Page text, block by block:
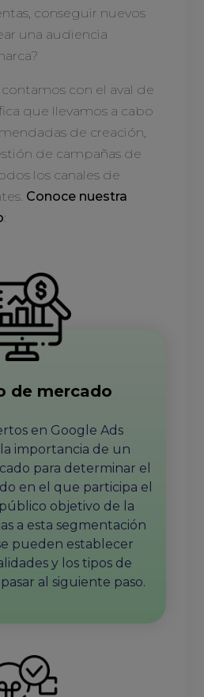
conseguir nuevos
una audiencia
con el aval de
que llevamos a cabo
de creación,
de campañas de
los canales de
Conoce nuestra
:
de mercado
en Google Ads
importancia de un
para determinar el
en el que participa el
objetivo de la
a esta segmentación
pueden establecer
y los tipos de
al siguiente paso.